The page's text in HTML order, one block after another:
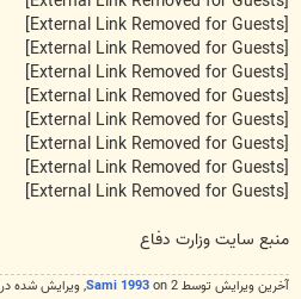
منبع سایت وزارت دفاع
آخرین ويرايش توسط 2 on Sami 1993, ويرايش شده در 0.